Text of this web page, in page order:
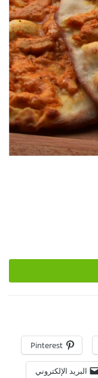
Pinterest
البريد الإلكتروني